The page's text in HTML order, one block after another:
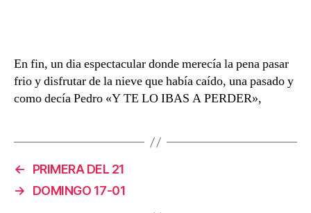
En fin, un dia espectacular donde merecía la pena pasar
frio y disfrutar de la nieve que había caído, una pasado y
como decía Pedro «Y TE LO IBAS A PERDER»,
←
PRIMERA DEL 21
→
DOMINGO 17-01